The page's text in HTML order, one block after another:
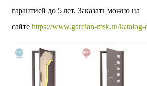
гарантией до 5 лет. Заказать можно на
сайте https://www.gardian-msk.ru/katalog-